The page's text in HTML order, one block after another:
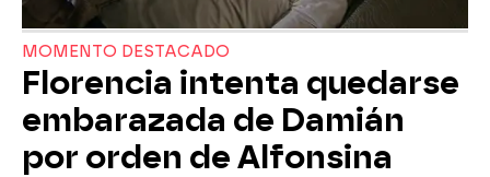
MOMENTO DESTACADO
Florencia intenta quedarse
embarazada de Damián
por orden de Alfonsina